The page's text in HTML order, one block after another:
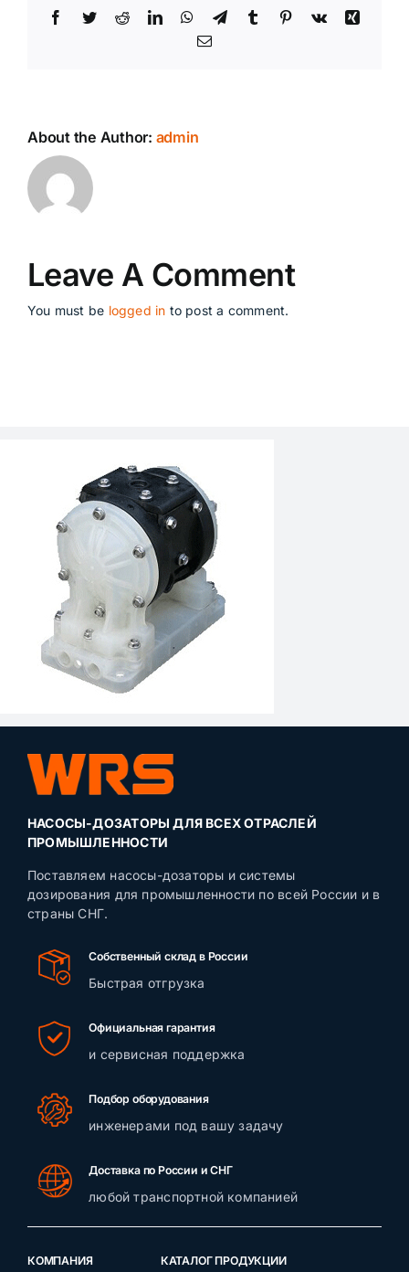
Facebook
TwitterRedditLinkedInWhatsApp
TelegramTumblr Pinterest
Vk
Xing
Email
About the Author: admin
Leave A Comment
You must be logged in to post a comment.
НАСОСЫ-ДОЗАТОРЫ ДЛЯ ВСЕХ ОТРАСЛЕЙ
ПРОМЫШЛЕННОСТИ
Поставляем насосы-дозаторы и системы
дозирования для промышленности по всей России и в
страны СНГ.
Собственный склад в России
Быстрая отгрузка
Официальная гарантия
и сервисная поддержка
Подбор оборудования
инженерами под вашу задачу
Доставка по России и СНГ
любой транспортной компанией
КОМПАНИЯ КАТАЛОГ ПРОДУКЦИИ